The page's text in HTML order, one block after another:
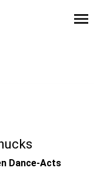
menu
Dance-Acts